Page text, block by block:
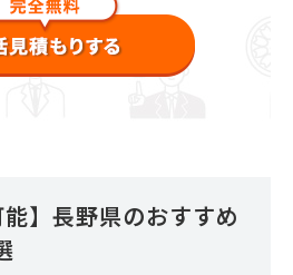
能】長野県のおすすめ